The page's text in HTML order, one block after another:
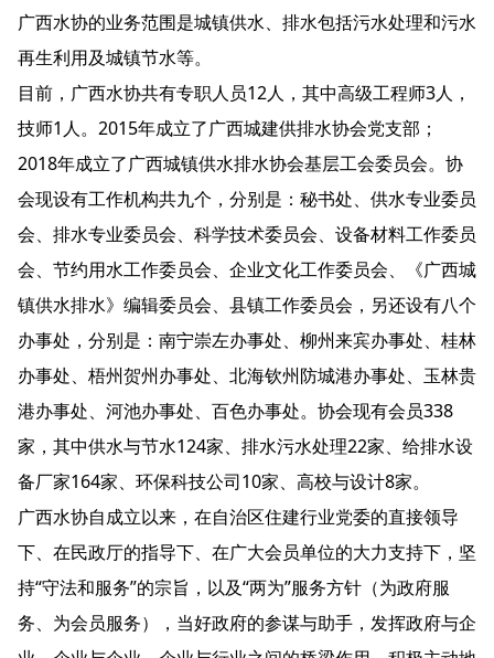
广西水协的业务范围是城镇供水、排水包括污水处理和污水
再生利用及城镇节水等。
目前，广西水协共有专职人员12人，其中高级工程师3人，
技师1人。2015年成立了广西城建供排水协会党支部；
2018年成立了广西城镇供水排水协会基层工会委员会。协
会现设有工作机构共九个，分别是：秘书处、供水专业委员
会、排水专业委员会、科学技术委员会、设备材料工作委员
会、节约用水工作委员会、企业文化工作委员会、《广西城
镇供水排水》编辑委员会、县镇工作委员会，另还设有八个
办事处，分别是：南宁崇左办事处、柳州来宾办事处、桂林
办事处、梧州贺州办事处、北海钦州防城港办事处、玉林贵
港办事处、河池办事处、百色办事处。协会现有会员338
家，其中供水与节水124家、排水污水处理22家、给排水设
备厂家164家、环保科技公司10家、高校与设计8家。
广西水协自成立以来，在自治区住建行业党委的直接领导
下、在民政厅的指导下、在广大会员单位的大力支持下，坚
持“守法和服务”的宗旨，以及“两为”服务方针（为政府服
务、为会员服务），当好政府的参谋与助手，发挥政府与企